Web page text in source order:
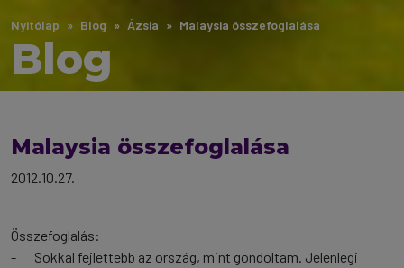
Nyitólap Blog Ázsia Malaysia összefoglalása
Blog
Malaysia összefoglalása
2012.10.27.
Összefoglalás:
-
Sokkal fejlettebb az ország, mint gondoltam. Jelenlegi